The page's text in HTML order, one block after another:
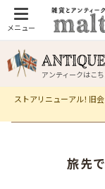
メニュー
アンティークはこ
ストアリニューアル！ 旧
旅先